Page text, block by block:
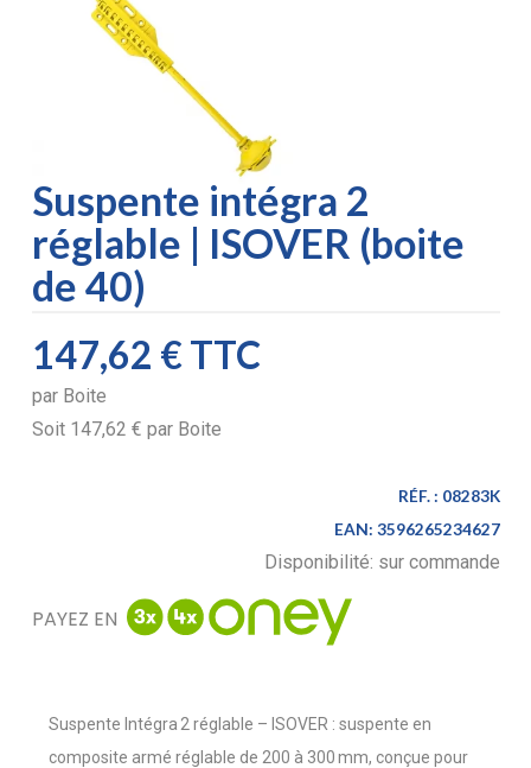
Suspente intégra 2
réglable | ISOVER (boite
de 40)
147,62 €TTC
par Boite
Soit 147,62 € par Boite
RÉF. : 08283K
EAN: 3596265234627
Disponibilité: sur commande
PAYEZ EN
Suspente Intégra 2 réglable – ISOVER : suspente en
composite armé réglable de 200 à 300 mm, conçue pour